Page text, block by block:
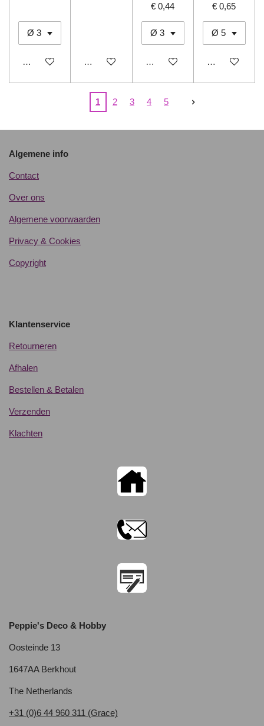
In winkelwagen In winkelwagen
€ 0,44
In winkelwagen
€ 0,65
In
1 2 3 4 5
Algemene info
Contact
Over ons
Algemene voorwaarden
Privacy & Cookies
Copyright
Klantenservice
Retourneren
Afhalen
Bestellen & Betalen
Verzenden
Klachten
Peppie's Deco & Hobby
Oosteinde 13
1647AA Berkhout
The Netherlands
+31 (0)6 44 960 311 (Grace)